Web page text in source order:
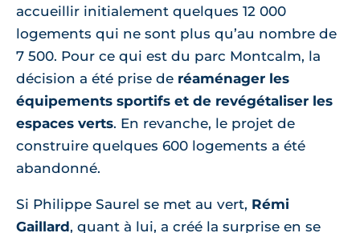
accueillir initialement quelques 12 000
logements qui ne sont plus qu’au nombre de
7 500. Pour ce qui est du parc Montcalm, la
décision a été prise de réaménager les
équipements sportifs et de revégétaliser les
espaces verts. En revanche, le projet de
construire quelques 600 logements a été
abandonné.
Si Philippe Saurel se met au vert, Rémi
Gaillard, quant à lui, a créé la surprise en se